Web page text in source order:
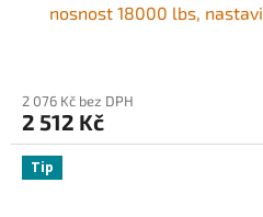
nosnost 18000 lbs,
zvedání, ocelový
2 076 Kč bez DPH
2 512 Kč
Tip